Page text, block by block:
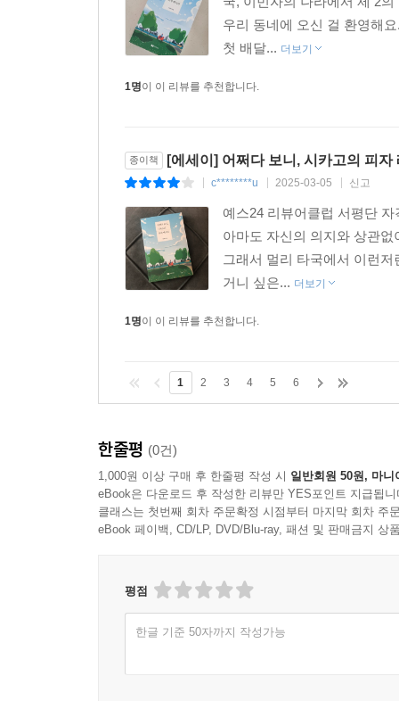
우리 동네에 오신 걸 환영해
첫 배달... 더보기
1명이 이 리뷰를 추천합니다.
종이책 [에세이] 어쩌다 보니, 시카고의 피
c********u 2025-03-05 신고
예스24 리뷰어클럽 서평단
아마도 자신의 의지와 상관
그래서 멀리 타국에서 이런
거니 싶은... 더보기
1명이 이 리뷰를 추천합니다.
1 2 3 4 5 6
한줄평 (0건)
1,000원 이상 구매 후 한줄평 작성 시 일반회원 50원, 마니
eBook은 다운로드 후 작성한 리뷰만 YES포인트 지급됩니
클래스는 첫번째 회차 주문확정 시점부터 마지막 회차 주
eBook 페이백, CD/LP, DVD/Blu-ray, 패션 및 판매금지 상
평점
한글 기준 50자까지 작성가능